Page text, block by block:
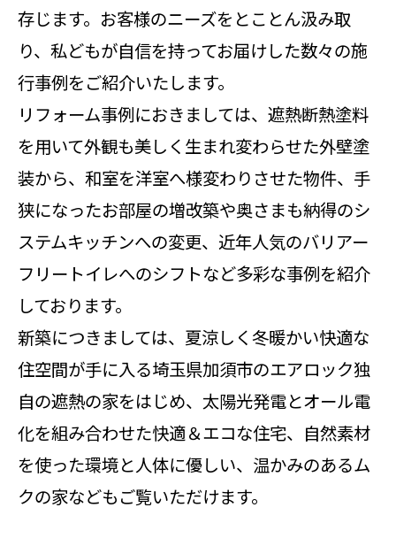
存じます。お客様のニーズをとことん汲み取
り、私どもが自信を持ってお届けした数々の施
行事例をご紹介いたします。
リフォーム事例におきましては、遮熱断熱塗料
を用いて外観も美しく生まれ変わらせた外壁塗
装から、和室を洋室へ様変わりさせた物件、手
狭になったお部屋の増改築や奥さまも納得のシ
ステムキッチンへの変更、近年人気のバリアー
フリートイレへのシフトなど多彩な事例を紹介
しております。
新築につきましては、夏涼しく冬暖かい快適な
住空間が手に入る埼玉県加須市のエアロック独
自の遮熱の家をはじめ、太陽光発電とオール電
化を組み合わせた快適＆エコな住宅、自然素材
を使った環境と人体に優しい、温かみのあるム
クの家などもご覧いただけます。